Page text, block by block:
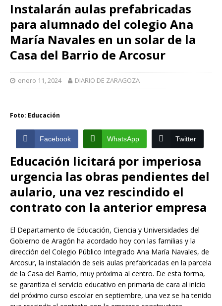
Instalarán aulas prefabricadas
para alumnado del colegio Ana
María Navales en un solar de la
Casa del Barrio de Arcosur
enero 11, 2024 DIARIO DE ZARAGOZA
Foto: Educación
Facebook WhatsApp Twitter
Educación licitará por imperiosa
urgencia las obras pendientes del
aulario, una vez rescindido el
contrato con la anterior empresa
El Departamento de Educación, Ciencia y Universidades del
Gobierno de Aragón ha acordado hoy con las familias y la
dirección del Colegio Público Integrado Ana María Navales, de
Arcosur, la instalación de seis aulas prefabricadas en la parcela
de la Casa del Barrio, muy próxima al centro. De esta forma,
se garantiza el servicio educativo en primaria de cara al inicio
del próximo curso escolar en septiembre, una vez se ha tenido